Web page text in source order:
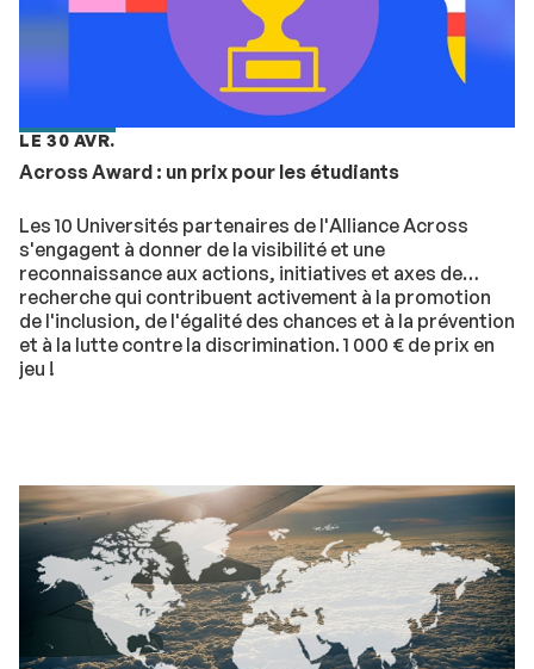
LE 30 AVR.
Across Award : un prix pour les étudiants
Les 10 Universités partenaires de l'Alliance Across
s'engagent à donner de la visibilité et une
reconnaissance aux actions, initiatives et axes de
recherche qui contribuent activement à la promotion
de l'inclusion, de l'égalité des chances et à la prévention
et à la lutte contre la discrimination. 1 000 € de prix en
jeu !